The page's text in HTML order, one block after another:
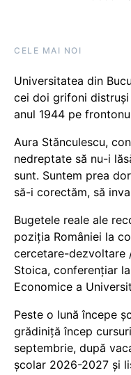
CELE MAI NOI
Universitatea din
cei doi grifoni
anul 1944 pe
Aura Stănculescu,
nedreptate să nu-i
sunt. Suntem prea
să-i corectăm, să
Bugetele reale ale
poziția României la
cercetare-dezvoltare
Stoica, conferențiar
Economice a
Peste o lună începe
grădiniță încep
septembrie, după
școlar 2026-2027 și